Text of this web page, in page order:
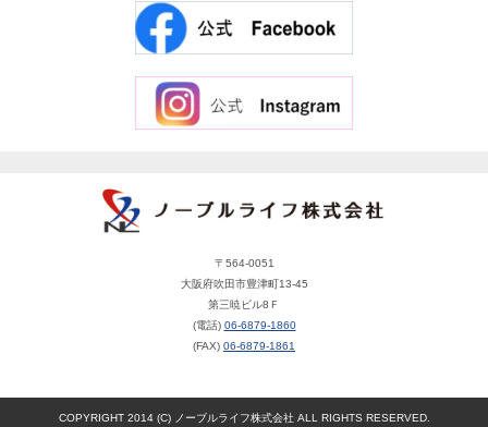
〒564-0051
大阪府吹田市豊津町13-45
第三暁ビル8Ｆ
(電話) 06-6879-1860
(FAX) 06-6879-1861
COPYRIGHT 2014 (C) ノーブルライフ株式会社 ALL RIGHTS RESERVED.